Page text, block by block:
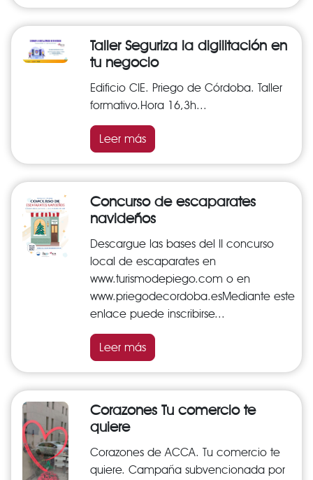
Taller Seguriza la digilitación en
tu negocio
Edificio CIE. Priego de Córdoba. Taller
formativo.Hora 16,3h...
Leer más
Concurso de escaparates
navideños
Descargue las bases del II concurso
local de escaparates en
www.turismodepiego.com o en
www.priegodecordoba.esMediante este
enlace puede inscribirse...
Leer más
Corazones Tu comercio te
quiere
Corazones de ACCA. Tu comercio te
quiere. Campaña subvencionada por